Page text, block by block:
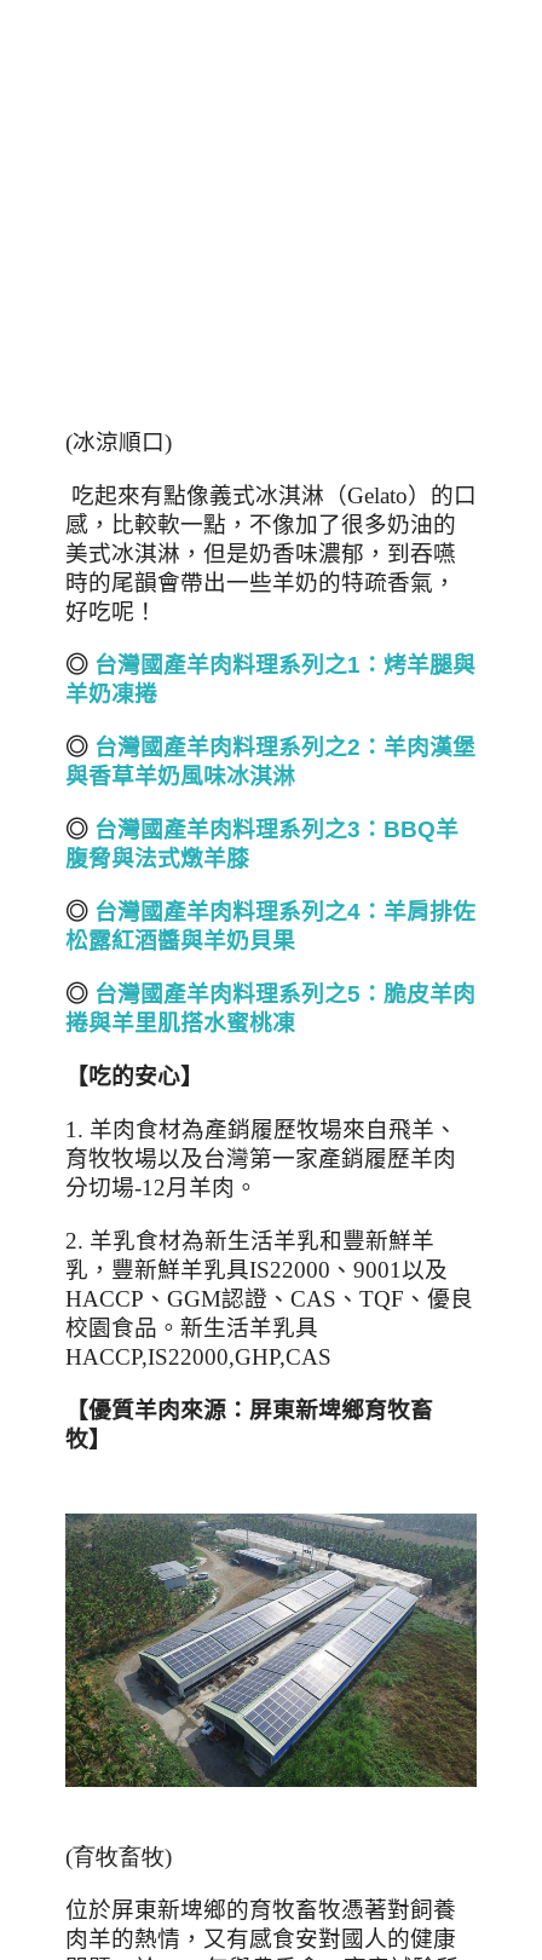
(冰涼順口)
吃起來有點像義式冰淇淋（Gelato）的口
感，比較軟一點，不像加了很多奶油的
美式冰淇淋，但是奶香味濃郁，到吞嚥
時的尾韻會帶出一些羊奶的特疏香氣，
好吃呢！
◎ 台灣國產羊肉料理系列之1：烤羊腿與
羊奶凍捲
◎ 台灣國產羊肉料理系列之2：羊肉漢堡
與香草羊奶風味冰淇淋
◎ 台灣國產羊肉料理系列之3：BBQ羊
腹脅與法式燉羊膝
◎ 台灣國產羊肉料理系列之4：羊肩排佐
松露紅酒醬與羊奶貝果
◎ 台灣國產羊肉料理系列之5：脆皮羊肉
捲與羊里肌搭水蜜桃凍
【吃的安心】
1. 羊肉食材為產銷履歷牧場來自飛羊、
育牧牧場以及台灣第一家產銷履歷羊肉
分切場-12月羊肉。
2. 羊乳食材為新生活羊乳和豐新鮮羊
乳，豐新鮮羊乳具IS22000 、 9001以及
HACCP 、 GGM認證、 CAS 、 TQF 、優良
校園食品。新生活羊乳具
HACCP,IS22000,GHP,CAS
【優質羊肉來源：屏東新埤鄉育牧畜
牧】
(育牧畜牧)
位於屏東新埤鄉的育牧畜牧憑著對飼養
肉羊的熱情，又有感食安對國人的健康